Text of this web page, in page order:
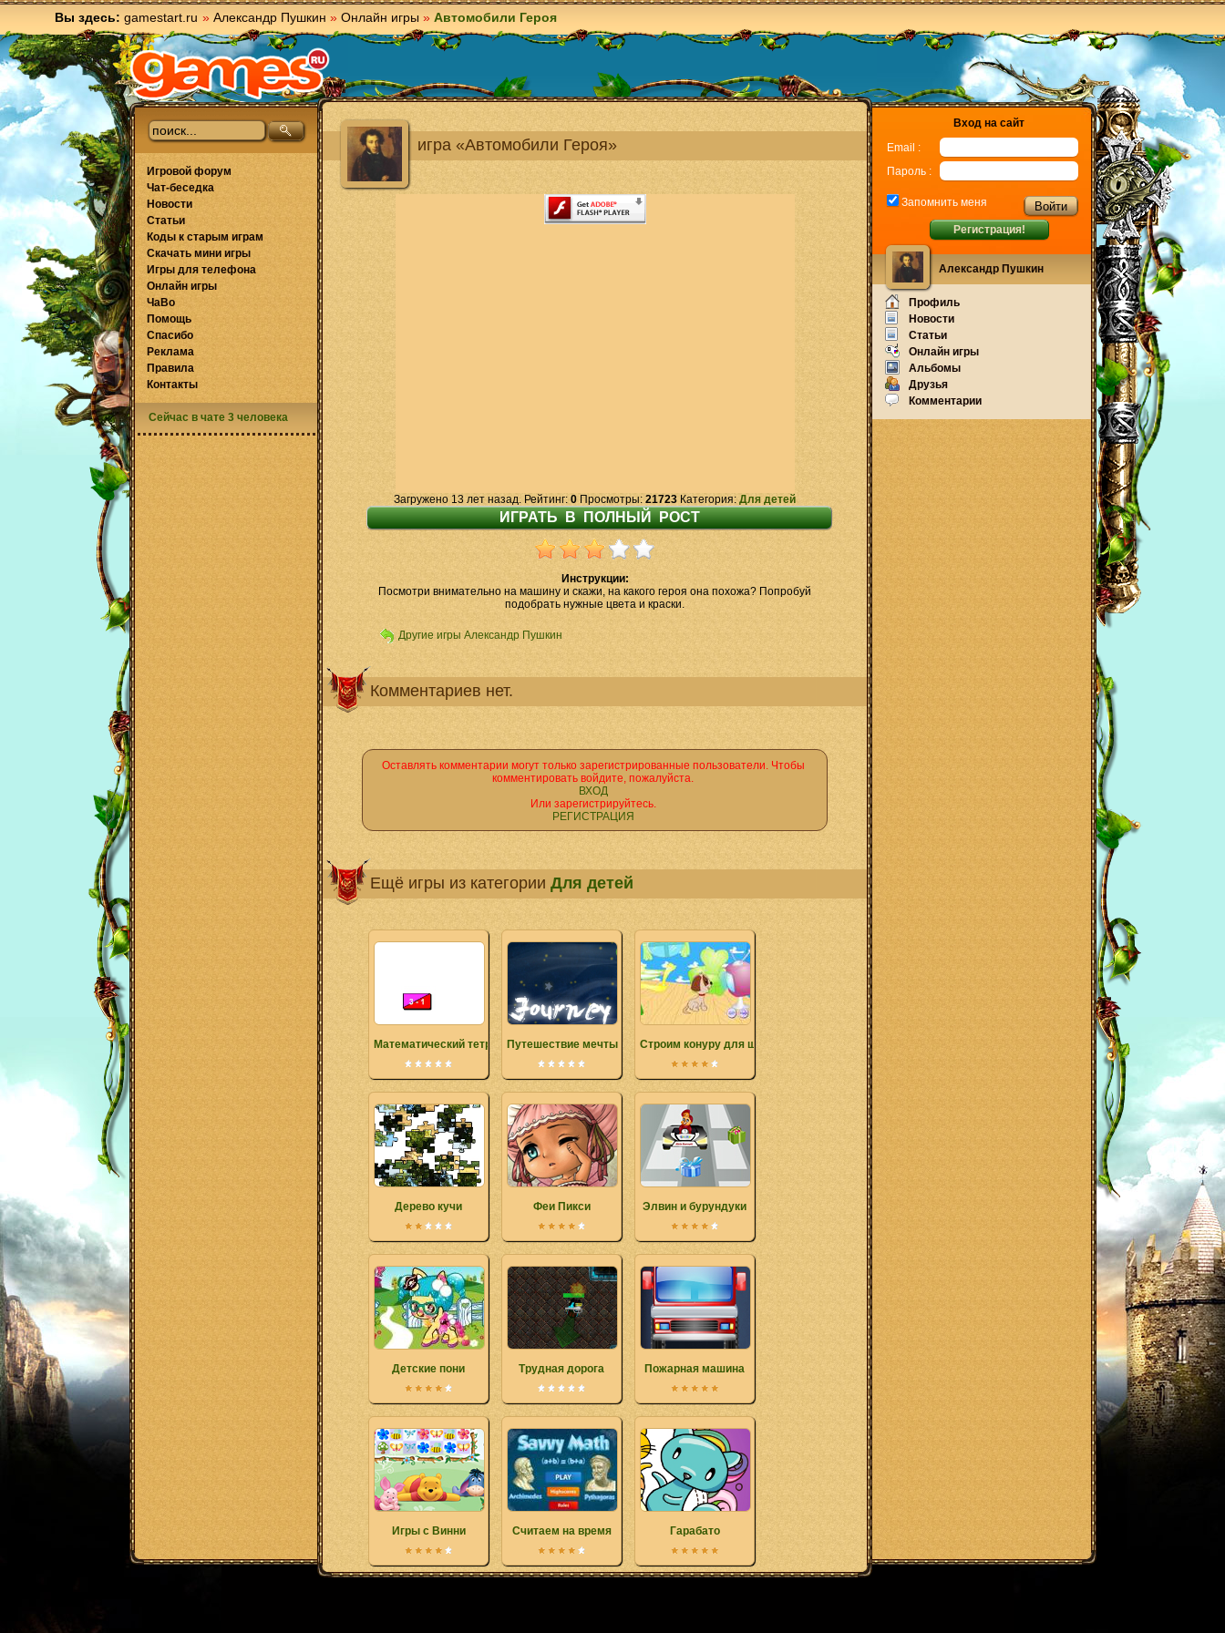
Вы здесь: gamestart.ru » Александр Пушкин » Онлайн игры » Автомобили Героя
игра «Автомобили Героя»
Загружено 13 лет назад. Рейтинг: 0 Просмотры: 21723 Категория: Для детей
Инструкции:
Посмотри внимательно на машину и скажи, на какого героя она похожа? Попробуй
подобрать нужные цвета и краски.
Другие игры Александр Пушкин
Комментариев нет.
Оставлять комментарии могут только зарегистрированные пользователи. Чтобы
комментировать войдите, пожалуйста.
ВХОД
Или зарегистрируйтесь.
РЕГИСТРАЦИЯ
Ещё игры из категории Для детей
Математический тетрис Путешествие мечты Строим конуру для щенка
Дерево кучи Феи Пикси Элвин и бурундуки
Детские пони Трудная дорога Пожарная машина
Игры с Винни Считаем на время Гарабато
Игровой форум
Чат-беседка
Новости
Статьи
Коды к старым играм
Скачать мини игры
Игры для телефона
Онлайн игры
ЧаВо
Помощь
Спасибо
Реклама
Правила
Контакты
Сейчас в чате 3 человека
Вход на сайт
Email :
Пароль :
Запомнить меня
Регистрация!
Александр Пушкин
Профиль
Новости
Статьи
Онлайн игры
Альбомы
Друзья
Комментарии